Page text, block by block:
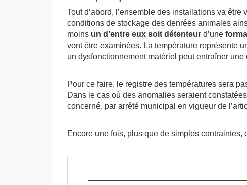
Tout d’abord, l’ensemble des installations va
conditions de stockage des denrées animales
moins un d’entre eux soit détenteur d’une
vont être examinées. La température représente
un dysfonctionnement matériel peut entraîner une
Pour ce faire, le registre des températures sera
Dans le cas où des anomalies seraient
concerné, par arrêté municipal en vigueur de
Encore une fois, plus que de simples contraintes,